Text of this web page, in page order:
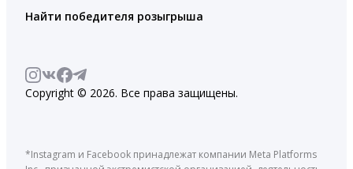
Найти победителя розыгрыша
Copyright © 2026. Все права защищены.
*Instagram и Facebook принадлежат компании Meta Platforms